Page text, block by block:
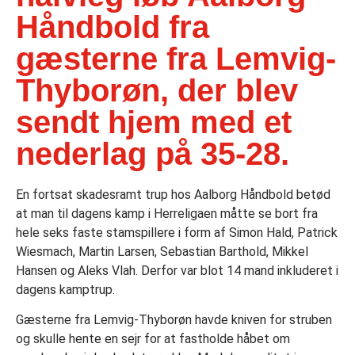
Håndbold fra
gæsterne fra Lemvig-
Thyborøn, der blev
sendt hjem med et
nederlag på 35-28.
En fortsat skadesramt trup hos Aalborg Håndbold betød
at man til dagens kamp i Herreligaen måtte se bort fra
hele seks faste stamspillere i form af Simon Hald, Patrick
Wiesmach, Martin Larsen, Sebastian Barthold, Mikkel
Hansen og Aleks Vlah. Derfor var blot 14 mand inkluderet i
dagens kamptrup.
Gæsterne fra Lemvig-Thyborøn havde kniven for struben
og skulle hente en sejr for at fastholde håbet om